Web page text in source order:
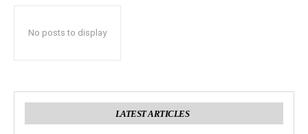
No posts to display
LATEST ARTICLES